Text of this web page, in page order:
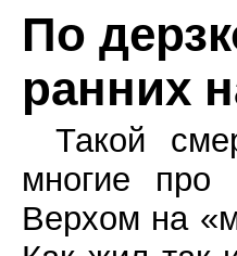
По
ранних
Такой
многие про
Верхом на